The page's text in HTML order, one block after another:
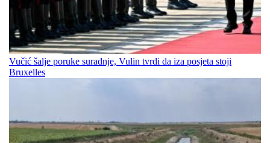
Vučić šalje poruke suradnje, Vulin tvrdi da iza posjeta stoji
Bruxelles